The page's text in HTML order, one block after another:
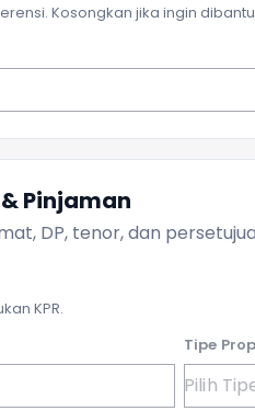
Kosongkan jika ingin
Pinjaman
DP, tenor, dan
KPR.
Tipe